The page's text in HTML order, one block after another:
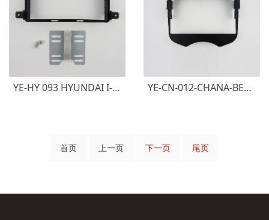
YE-HY 093 HYUNDAI I-10 2017+ YE-CN-012-CHANA-BENBEN-2013-长安奔奔
首页 上一页 下一页 尾页